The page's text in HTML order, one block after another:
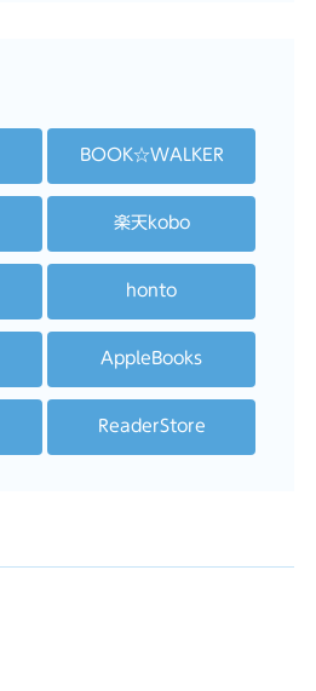
BOOK☆WALKER
楽天kobo
honto
AppleBooks
ReaderStore